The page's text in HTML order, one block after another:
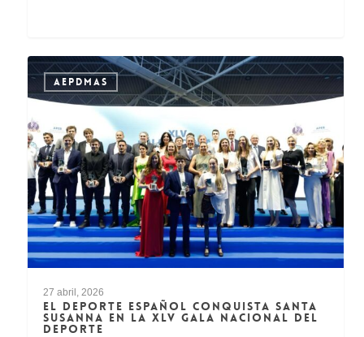
AEPDMAS
27 abril, 2026
EL DEPORTE ESPAÑOL CONQUISTA SANTA
SUSANNA EN LA XLV GALA NACIONAL DEL
DEPORTE